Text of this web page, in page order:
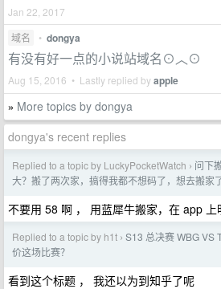
Jan 22, 2017
域名
• dongya
有没有好一点的小说站域名⊙︿⊙
Aug 15, 2016 • Lastly replied byapple
» More topics by dongya
dongya's recent replies
Replied to a topic by LuckyPocketWatch › 问下
大？搬了两次家，搞得我都不想码了，想去搬家了
不要用 58 啊 ， 用蓝犀牛搬家，在 app 上
Replied to a topic by h1t › S13 总决赛 WBG VS
价这场比赛？
看到这个标题 ， 我还以为到知乎了呢